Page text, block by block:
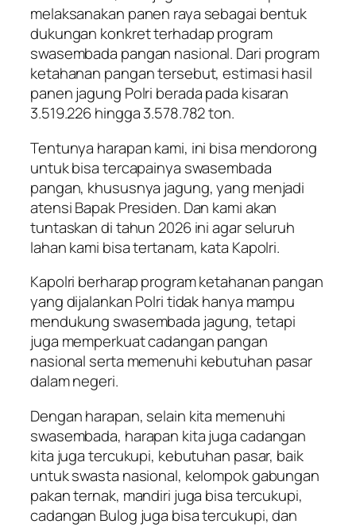
melaksanakan panen raya sebagai bentuk
dukungan konkret terhadap program
swasembada pangan nasional. Dari program
ketahanan pangan tersebut, estimasi hasil
panen jagung Polri berada pada kisaran
3.519.226 hingga 3.578.782 ton.
Tentunya harapan kami, ini bisa mendorong
untuk bisa tercapainya swasembada
pangan, khususnya jagung, yang menjadi
atensi Bapak Presiden. Dan kami akan
tuntaskan di tahun 2026 ini agar seluruh
lahan kami bisa tertanam, kata Kapolri.
Kapolri berharap program ketahanan pangan
yang dijalankan Polri tidak hanya mampu
mendukung swasembada jagung, tetapi
juga memperkuat cadangan pangan
nasional serta memenuhi kebutuhan pasar
dalam negeri.
Dengan harapan, selain kita memenuhi
swasembada, harapan kita juga cadangan
kita juga tercukupi, kebutuhan pasar, baik
untuk swasta nasional, kelompok gabungan
pakan ternak, mandiri juga bisa tercukupi,
cadangan Bulog juga bisa tercukupi, dan